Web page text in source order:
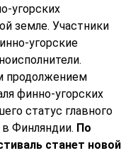
угорских
земле. Участники
угорские
продолжением
финно-угорских
статус главного
Финляндии. По
станет новой